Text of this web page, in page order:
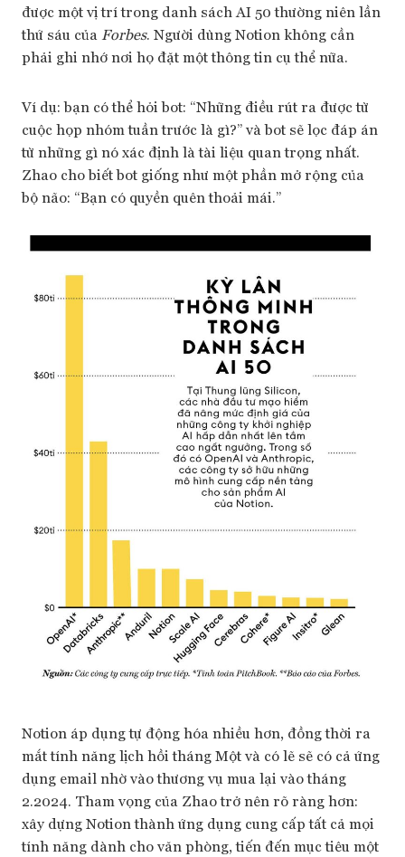
được một vị trí trong danh sách AI 50 thường niên lần
thứ sáu củaForbes. Người dùng Notion không cần
phải ghi nhớ nơi họ đặt một thông tin cụ thể nữa.
Ví dụ: bạn có thể hỏi bot: “Những điều rút ra được từ
cuộc họp nhóm tuần trước là gì?” và bot sẽ lọc đáp án
từ những gì nó xác định là tài liệu quan trọng nhất.
Zhao cho biết bot giống như một phần mở rộng của
bộ não: “Bạn có quyền quên thoải mái.”
Notion áp dụng tự động hóa nhiều hơn, đồng thời ra
mắt tính năng lịch hồi tháng Một và có lẽ sẽ có cả ứng
dụng email nhờ vào thương vụ mua lại vào tháng
2.2024. Tham vọng của Zhao trở nên rõ ràng hơn:
xây dựng Notion thành ứng dụng cung cấp tất cả mọi
tính năng dành cho văn phòng, tiến đến mục tiêu một